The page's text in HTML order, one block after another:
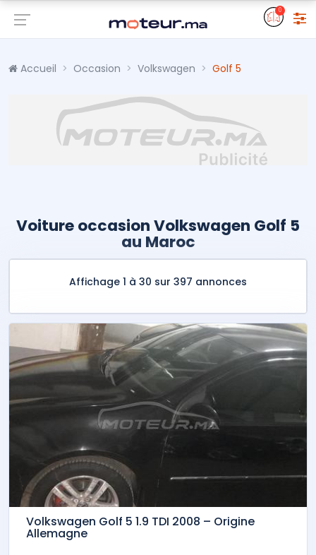
0
Accueil Occasion Volkswagen Golf 5
Voiture occasion Volkswagen Golf 5
au Maroc
Affichage 1 à 30 sur 397 annonces
Volkswagen Golf 5 1.9 TDI 2008 – Origine
Allemagne